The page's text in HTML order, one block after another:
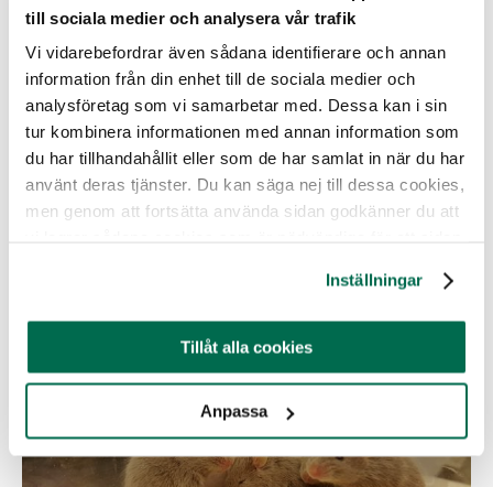
till sociala medier och analysera vår trafik
Vi vidarebefordrar även sådana identifierare och annan
information från din enhet till de sociala medier och
analysföretag som vi samarbetar med. Dessa kan i sin
tur kombinera informationen med annan information som
du har tillhandahållit eller som de har samlat in när du har
använt deras tjänster. Du kan säga nej till dessa cookies,
men genom att fortsätta använda sidan godkänner du att
Inställningar
Tillåt alla cookies
Anpassa
vatten med antibiotika, något det saknas förklaring till.
Råttor som är väldigt sociala djur och ska hållas i
specifikt står att de ska hållas i grupp.
Djuren ska ha åsamkas sår, såringrepp, utan att ha fått
smärtlindring. Det finns inte heller några anteckningar
om att ansvarig veterinär besiktigat djuren. När
bedömt det som nödvändigt att gå ner till djurrummet